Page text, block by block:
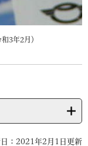
3年2月）
：2021年2月1日更新